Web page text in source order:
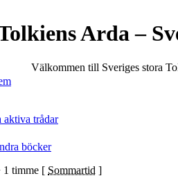
Arda –
Välkommen till Sveriges stora
aktiva trådar
böcker
1 timme [ Sommartid ]